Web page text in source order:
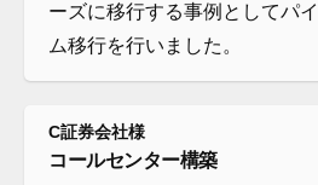
ーズに移行する事例としてパ
ム移行を行いました。
C証券会社様
コールセンター構築